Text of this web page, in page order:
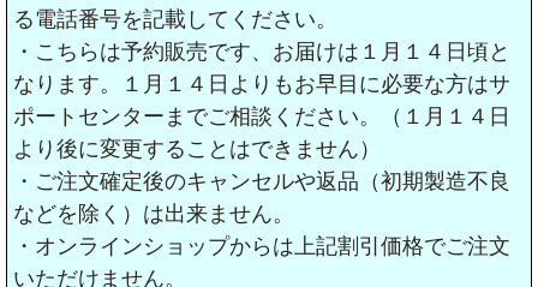
る電話番号を記載してください。
・こちらは予約販売です、お届けは１月１４日頃と
なります。１月１４日よりもお早目に必要な方はサ
ポートセンターまでご相談ください。（１月１４日
より後に変更することはできません）
・ご注文確定後のキャンセルや返品（初期製造不良
などを除く）は出来ません。
・オンラインショップからは上記割引価格でご注文
いただけません。